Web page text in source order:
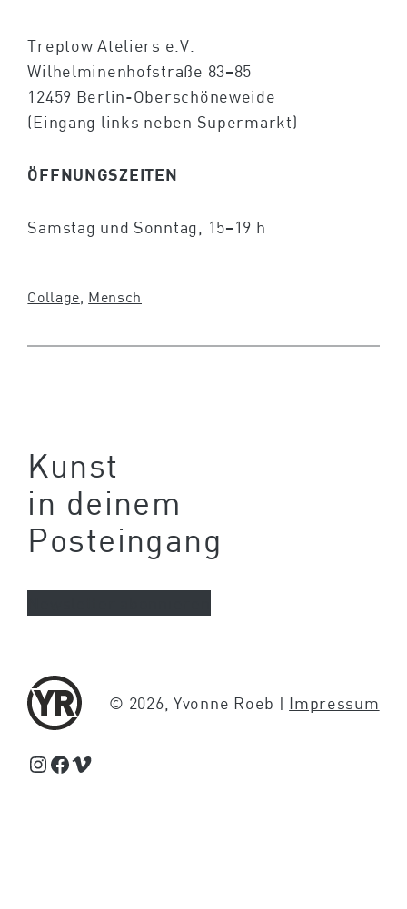
Treptow Ateliers e.V.
Wilhelminenhofstraße 83–85
12459 Berlin-Oberschöneweide
(Eingang links neben Supermarkt)
ÖFFNUNGSZEITEN
Samstag und Sonntag, 15–19 h
Collage Mensch
Kunst
in deinem
Posteingang
© 2026, Yvonne Roeb | Impressum
Schaue Feed, Reels und Storys auf Instagram von Yvonne Roeb
Facebook
Schaue Videos auf Vimeo über Yvonne Roeb